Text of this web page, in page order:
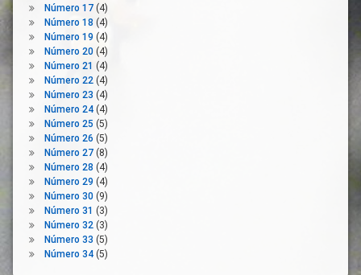
Reconstrucción
Salud
Pública
Semáforos
Sostenibilidad
Terrazas
Tráfico
Transporte
Urbanismo
Vida
Social
Número 17(4)
Número 18 (4)
Número 19 (4)
Número 20(4)
Número 21 (4)
Número 22(4)
Número 23 (4)
Número 24(4)
Número 25 (5)
Número 26 (5)
Número 27(8)
Número 28 (4)
Número 29 (4)
Número 30(9)
Número 31 (3)
Número 32(3)
Número 33 (5)
Número 34(5)